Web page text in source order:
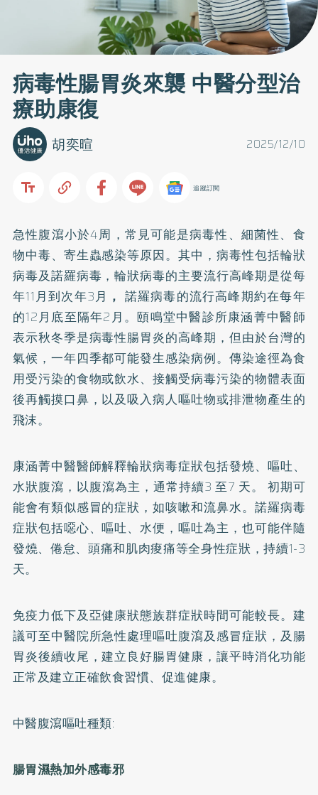
病毒性腸胃炎來襲 中醫分型治
療助康復
2025/12/10
胡奕暄
追蹤訂閱
急性腹瀉小於4周，常見可能是病毒性、細菌性、食
物中毒、寄生蟲感染等原因。其中，病毒性包括輪狀
病毒及諾羅病毒，輪狀病毒的主要流行高峰期是從每
年11月到次年3月 ， 諾羅病毒的流行高峰期約在每年
的12月底至隔年2月。頤鳴堂中醫診所康涵菁中醫師
表示秋冬季是病毒性腸胃炎的高峰期，但由於台灣的
氣候，一年四季都可能發生感染病例。傳染途徑為食
用受污染的食物或飲水、接觸受病毒污染的物體表面
後再觸摸口鼻，以及吸入病人嘔吐物或排泄物產生的
飛沫。
康涵菁中醫醫師解釋輪狀病毒症狀包括發燒、嘔吐、
水狀腹瀉，以腹瀉為主，通常持續3 至7 天。 初期可
能會有類似感冒的症狀，如咳嗽和流鼻水。諾羅病毒
症狀包括噁心、嘔吐、水便，嘔吐為主，也可能伴隨
發燒、倦怠、頭痛和肌肉痠痛等全身性症狀，持續1-3
天。
免疫力低下及亞健康狀態族群症狀時間可能較長。建
議可至中醫院所急性處理嘔吐腹瀉及感冒症狀，及腸
胃炎後續收尾，建立良好腸胃健康，讓平時消化功能
正常及建立正確飲食習慣、促進健康。
中醫腹瀉嘔吐種類:
腸胃濕熱加外感毒邪